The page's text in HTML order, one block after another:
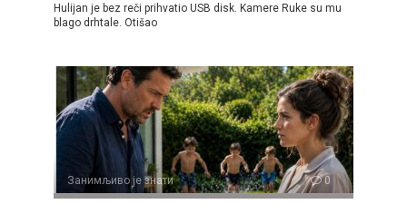
Hulijan je bez reči prihvatio USB disk. Kamere Ruke su mu
blago drhtale. Otišao
Занимљиво је знати 0